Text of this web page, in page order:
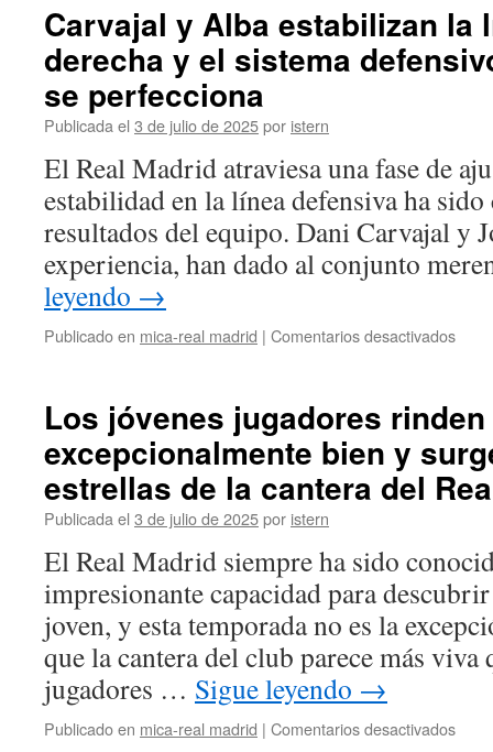
Carvajal y Alba estabilizan la
derecha y el sistema
se perfecciona
Publicada el 3 de julio de 2025por istern
El Real Madrid atraviesa una fase de
estabilidad en la línea defensiva ha
resultados del equipo. Dani Carvajal y
experiencia, han dado al conjunto
leyendo →
Publicado en mica-real madrid | Comentarios desactivadosen
la
línea
el
del
Real
Los jóvenes jugadores rinden
excepcionalmente bien y
estrellas de la cantera del
Publicada el 3 de julio de 2025por istern
El Real Madrid siempre ha sido
impresionante capacidad para
joven, y esta temporada no es la
que la cantera del club parece más viva
jugadores … Sigue leyendo →
Publicado en mica-real madrid | Comentarios desactivadosen